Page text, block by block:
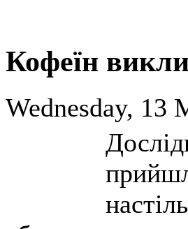
Кофеїн
Wednesday, 13